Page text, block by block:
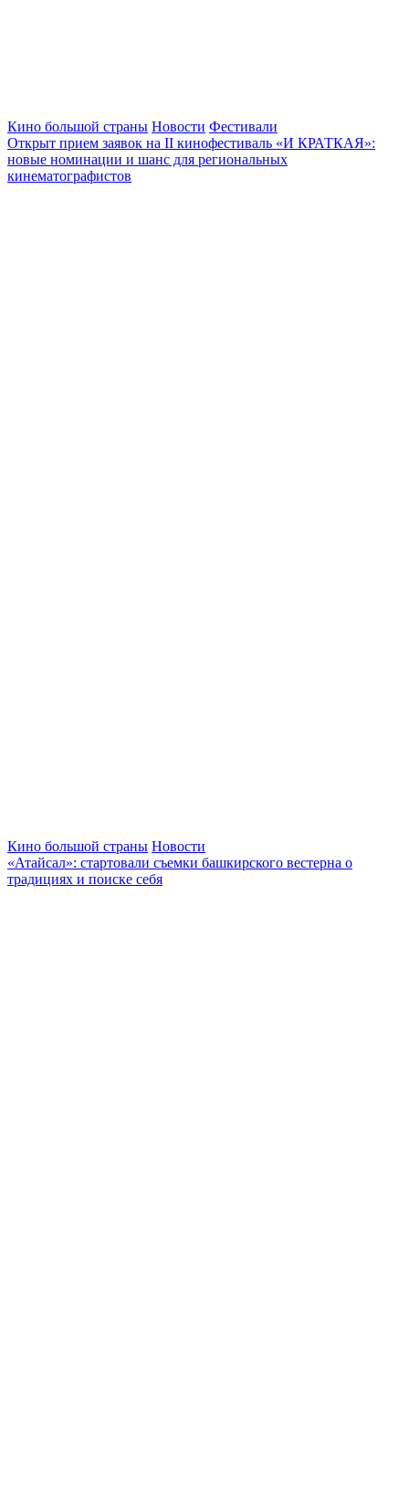
Кино большой страны Новости Фестивали
Открыт прием заявок на II кинофестиваль «И КРАТКАЯ»:
новые номинации и шанс для региональных
кинематографистов
Кино большой страны Новости
«Атайсал»: стартовали съемки башкирского вестерна о
традициях и поиске себя